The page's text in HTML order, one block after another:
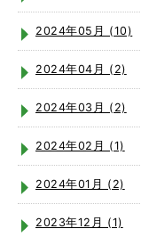
2024年05月 (10)
2024年04月 (2)
2024年03月 (2)
2024年02月 (1)
2024年01月 (2)
2023年12月 (1)